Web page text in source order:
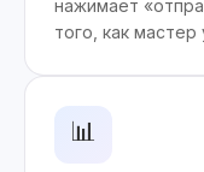
нажимает
того, как
📊